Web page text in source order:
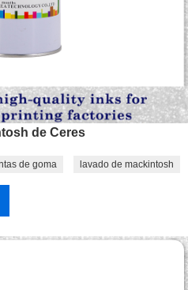
de Ceres
de goma lavado de mackintosh